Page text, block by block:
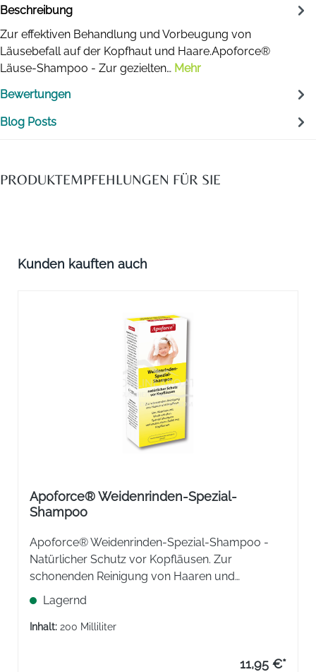
Beschreibung
Zur effektiven Behandlung und Vorbeugung von
Läusebefall auf der Kopfhaut und Haare.Apoforce®
Läuse-Shampoo - Zur gezielten… Mehr
Bewertungen
Blog Posts
PRODUKTEMPFEHLUNGEN FÜR SIE
Produktgalerie überspringen
Kunden kauften auch
Apoforce® Weidenrinden-Spezial-
Shampoo
Apoforce® Weidenrinden-Spezial-Shampoo -
Natürlicher Schutz vor Kopfläusen. Zur
schonenden Reinigung von Haaren und
Kopfhaut. Das Waschen mit Weidenrinden-
Spezial-Shampoo verhindert einen Befall mit
Kopfläusen.
Lagernd
Inhalt: 200 Milliliter
11,95 €*